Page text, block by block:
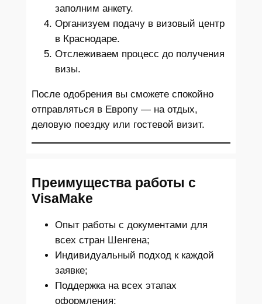
заполним анкету.
Организуем подачу в визовый центр
в Краснодаре.
Отслеживаем процесс до получения
визы.
После одобрения вы сможете спокойно
отправляться в Европу — на отдых,
деловую поездку или гостевой визит.
Преимущества работы с
VisaMake
Опыт работы с документами для
всех стран Шенгена;
Индивидуальный подход к каждой
заявке;
Поддержка на всех этапах
оформления;